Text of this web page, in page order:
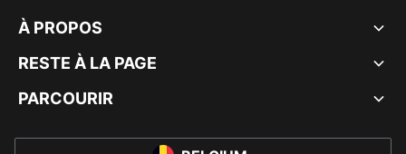
À PROPOS
RESTE À LA PAGE
PARCOURIR